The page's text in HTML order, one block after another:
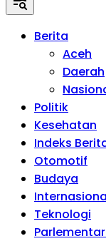
Berita
Aceh
Daerah
Politik
Kesehatan
Indeks
Otomotif
Budaya
Teknologi